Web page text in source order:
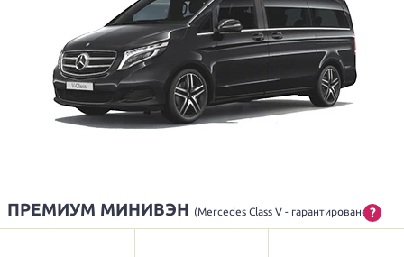
ПРЕМИУМ МИНИВЭН (Mercedes Class V - гарантировано)?